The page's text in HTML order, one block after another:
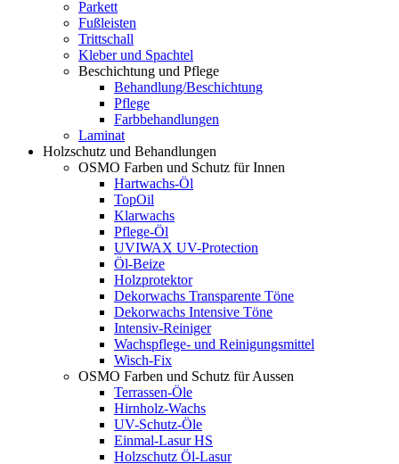
Parkett
Fußleisten
Trittschall
Kleber und Spachtel
Beschichtung und Pflege
Behandlung/Beschichtung
Pflege
Farbbehandlungen
Laminat
Holzschutz und Behandlungen
OSMO Farben und Schutz für Innen
Hartwachs-Öl
TopOil
Klarwachs
Pflege-Öl
UVIWAX UV-Protection
Öl-Beize
Holzprotektor
Dekorwachs Transparente Töne
Dekorwachs Intensive Töne
Intensiv-Reiniger
Wachspflege- und Reinigungsmittel
Wisch-Fix
OSMO Farben und Schutz für Aussen
Terrassen-Öle
Hirnholz-Wachs
UV-Schutz-Öle
Einmal-Lasur HS
Holzschutz Öl-Lasur